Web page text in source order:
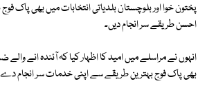
پختون خوا اور بلوچستان بلدیاتی انتخابات میں بھی پاک
احسن طریقے سر انجام دیں۔
انہوں نے مراسلے میں امید کا اظہار کیا کہ آئندہ انے والے
بھی پاک فوج بہترین طریقے سے اپنی خدمات سر انجام